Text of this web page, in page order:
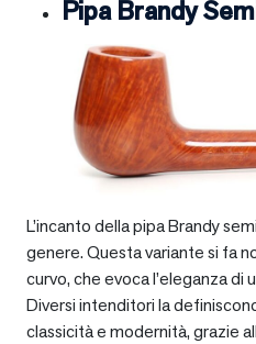
Pipa Brandy
L’incanto della pipa Brandy
genere. Questa variante si fa
curvo, che evoca l’eleganza di
Diversi intenditori la
classicità e modernità, grazie